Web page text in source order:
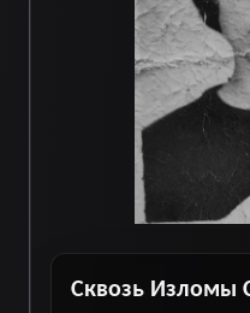
Сквозь Изломы